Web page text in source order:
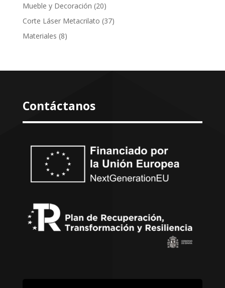
Mueble y Decoración 2020
productos
Corte Láser Metacrilato 3737
Materiales 88
Contáctanos